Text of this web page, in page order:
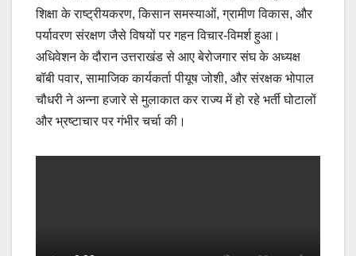
शिक्षा के राष्ट्रीयकरण, किसान समस्याओं, ग्रामीण विकास, और
पर्यावरण संरक्षण जैसे विषयों पर गहन विचार-विमर्श हुआ।
अधिवेशन के दौरान उत्तराखंड से आए बेरोजगार संघ के अध्यक्ष
बॉबी पवार, सामाजिक कार्यकर्ता पीयूष जोशी, और संरक्षक भोपाल
चौधरी ने अन्ना हजारे से मुलाकात कर राज्य में हो रहे भर्ती घोटालों
और भ्रष्टाचार पर गंभीर चर्चा की।